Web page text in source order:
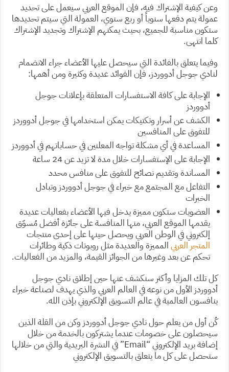
وعن كيفية الإشتراك فيه، فإن الموقع العربي سيعمل على تحديد
عمولة يتم دفعها سنوياً أو ربع سنوي، العمولة التي سيتم تحديدها
ستكون مناسبة للجميع، بحيث يمكنهم الإشتراك وتجديد الإشتراك
كلما انتهى.
وفيما يتعلق بالفائدة التي سيحصل عليها الأعضاء جراء الانضمام
لنادي جوجل أدووردز، فإن الفوائد عديدة وكثيرة ومن أهمها:
الإجابة على كافة الاستفسارات المتعلقة بإعلانات جوجل
أدووردز
الكشف عن أسرار وتكتيكات يمكن استخدامها في جوجل أدووردز
للتفوق على المنافسين
المساعدة في أي مشكلة تواجه المعلنين في حساباتهم في أدووردز
الإجابة على الإستفسارات خلال مدة لا تزيد عن 24 ساعة
المساندة وتقديم نصائح للتفوق على منافس محدد
التفاعل مع المجتمع مع خبراء في جوجل أدووردز وتبادل
الخبرات
العضويات ستكون مميزة يدخل فيها الأعضاء بفعاليات عديدة
يقدمها الموقع العربي، منها المنافسة على جائزة أفضل مُسوّق
إلكتروني في الوطن العربي ويحصل حينها على إحدى منتجات
المتجر العربيالمميزة والعديدة مثل روبوتات ذكية وطائرات
تحكم عن بعد وغيرها من الجوائز القيمة، والمزيد من الفعاليات.
كل تلك المزايا وأكثر سنكشف عنها حين إطلاق نادي جوجل
أدووردز الأول من نوعه في العالم العربي والذي يهدف لصناعة خبراء
ينافسون العالمية في عالم التسويق الإلكتروني بإذن الله.
كُن أول من يعلم حول نادي جوجل أدووردز وكن من القلة الذين
سيحصلون على خصومات عندما يشتركون بالخدمة من خلال
إضافة بريد الإلكتروني “Email” في النشرة البريدية والتي من خلالها
ستحصل على كل ما يتعلق بالتسويق الإلكتروني